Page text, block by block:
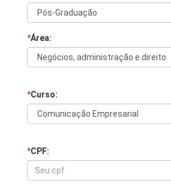
*Área:
*Curso:
*CPF: